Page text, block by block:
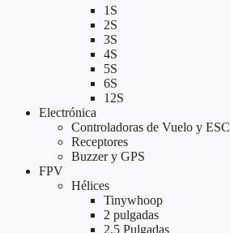
1S
2S
3S
4S
5S
6S
12S
Electrónica
Controladoras de Vuelo y ESC
Receptores
Buzzer y GPS
FPV
Hélices
Tinywhoop
2 pulgadas
2.5 Pulgadas